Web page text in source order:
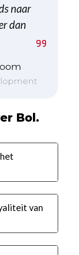
naar
dan
Bol.
van